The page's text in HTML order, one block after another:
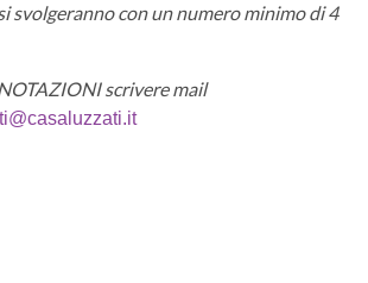
svolgeranno con un numero minimo di 4
scrivere mail